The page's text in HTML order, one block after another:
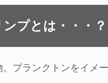
プとは・・・？
プランクトンをイメ